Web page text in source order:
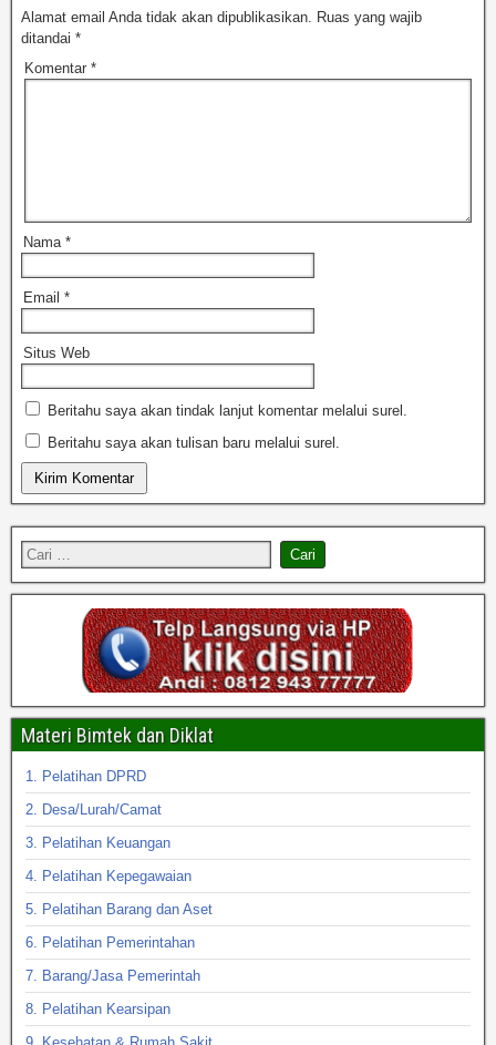
Alamat email Anda tidak akan dipublikasikan. Ruas yang wajib
ditandai *
Komentar *
Nama *
Email *
Situs Web
Beritahu saya akan tindak lanjut komentar melalui surel.
Beritahu saya akan tulisan baru melalui surel.
Materi Bimtek dan Diklat
1. Pelatihan DPRD
2. Desa/Lurah/Camat
3. Pelatihan Keuangan
4. Pelatihan Kepegawaian
5. Pelatihan Barang dan Aset
6. Pelatihan Pemerintahan
7. Barang/Jasa Pemerintah
8. Pelatihan Kearsipan